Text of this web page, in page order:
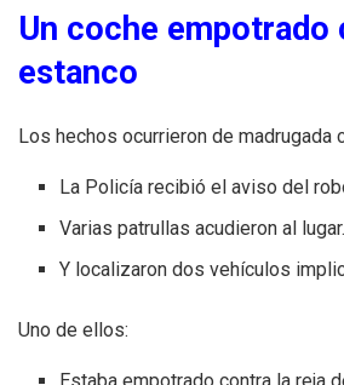
Un coche empotrado
estanco
Los hechos ocurrieron de madrugada
La Policía recibió el aviso del
Varias patrullas acudieron al lugar.
Y localizaron dos vehículos
Uno de ellos: